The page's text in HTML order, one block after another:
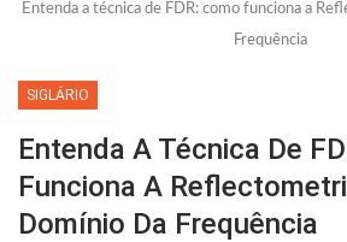
Entenda a técnica de FDR: como funciona a
Frequência
SIGLÁRIO
Entenda A Técnica De
Funciona A
Domínio Da Frequência